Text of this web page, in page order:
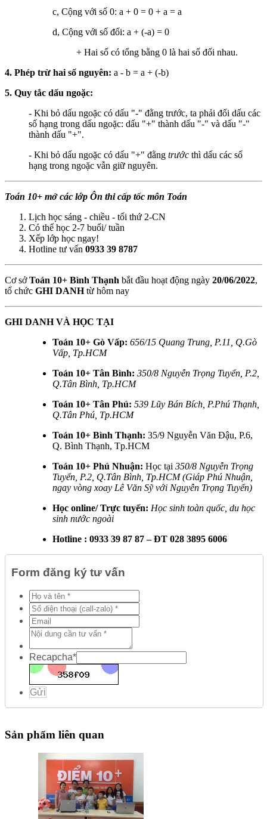
c, Cộng với số 0: a + 0 = 0 + a = a
d, Cộng với số đối: a + (-a) = 0
+ Hai số có tổng bằng 0 là hai số đối nhau.
4. Phép trừ hai số nguyên: a - b = a + (-b)
5. Quy tắc dấu ngoặc:
- Khi bỏ dấu ngoặc có dấu "-" đằng trước, ta phải đổi dấu các
số hạng trong dấu ngoặc: dấu "+" thành dấu "-" và dấu "-"
thành dấu "+".
- Khi bỏ dấu ngoặc có dấu "+" đằng trước thì dấu các số
hạng trong ngoặc vẫn giữ nguyên.
Toán 10+ mở các lớp Ôn thi cấp tốc môn Toán
Lịch học sáng - chiều - tối thứ 2-CN
Có thể học 2-7 buổi/ tuần
Xếp lớp học ngay!
Hotline tư vấn 0933 39 8787
Cơ sởToán 10+ Bình Thạnh bắt đầu hoạt động ngày 20/06/2022,
tổ chức GHI DANHtừ hôm nay
GHI DANH VÀ HỌC TẠI
Toán 10+ Gò Vấp: 656/15 Quang Trung, P.11, Q.Gò
Vấp, Tp.HCM
Toán 10+ Tân Bình: 350/8 Nguyễn Trọng Tuyển, P.2,
Q.Tân Bình, Tp.HCM
Toán 10+ Tân Phú: 539 Lũy Bán Bích, P.Phú Thạnh,
Q.Tân Phú, Tp.HCM
Toán 10+ Bình Thạnh: 35/9 Nguyễn Văn Đậu, P.6,
Q. Bình Thạnh, Tp.HCM
Toán 10+ Phú Nhuận: Học tại 350/8 Nguyễn Trọng
Tuyển, P.2, Q.Tân Bình, Tp.HCM (Giáp Phú Nhuận,
ngay vòng xoay Lê Văn Sỹ với Nguyễn Trọng Tuyển)
Học online/ Trực tuyến: Học sinh toàn quốc, du học
sinh nước ngoài
Hotline : 0933 39 87 87 – ĐT 028 3895 6006
Form đăng ký tư vấn
Recapcha*
Gửi
Sản phẩm liên quan